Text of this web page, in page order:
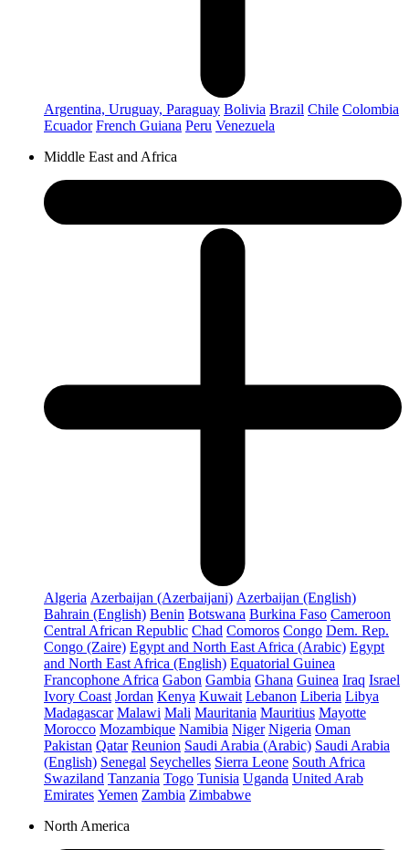
Argentina, Uruguay, Paraguay Bolivia Brazil Chile Colombia
Ecuador French Guiana Peru Venezuela
Middle East and Africa
Algeria Azerbaijan (Azerbaijani) Azerbaijan (English)
Bahrain (English) Benin Botswana Burkina Faso Cameroon
Central African Republic Chad Comoros Congo Dem. Rep.
Congo (Zaire) Egypt and North East Africa (Arabic) Egypt
and North East Africa (English) Equatorial Guinea
Francophone Africa Gabon Gambia Ghana Guinea Iraq Israel
Ivory Coast Jordan Kenya Kuwait Lebanon Liberia Libya
Madagascar Malawi Mali Mauritania Mauritius Mayotte
Morocco Mozambique Namibia Niger Nigeria Oman
Pakistan Qatar Reunion Saudi Arabia (Arabic) Saudi Arabia
(English) Senegal Seychelles Sierra Leone South Africa
Swaziland Tanzania Togo Tunisia Uganda United Arab
Emirates Yemen Zambia Zimbabwe
North America